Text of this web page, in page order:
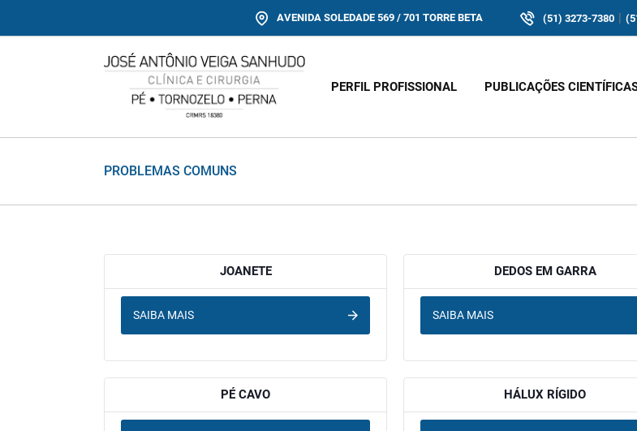
AVENIDA SOLEDADE 569 / 701 TORRE BETA (51) 3273-7380 |
PERFIL PROFISSIONAL PUBLICAÇÕES
PROBLEMAS COMUNS
JOANETE
SAIBA MAIS
DEDOS EM GARRA
SAIBA MAIS
PÉ CAVO HÁLUX RÍGIDO